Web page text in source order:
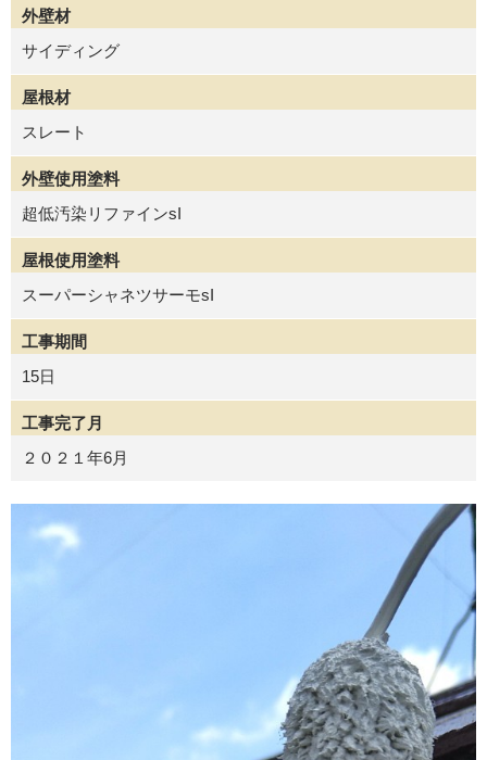
外壁材
サイディング
屋根材
スレート
外壁使用塗料
超低汚染リファインsI
屋根使用塗料
スーパーシャネツサーモsI
工事期間
15日
工事完了月
２０２１年6月